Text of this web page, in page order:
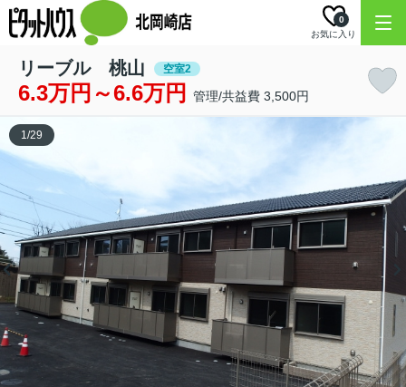
お気に入り
0
リーブル 桃山 空室2
6.3万円～6.6万円 管理/共益費 3,500円
1/29